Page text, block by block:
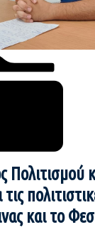
Πολιτισμού
και το